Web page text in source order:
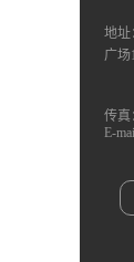
地址
广场
传真
E-